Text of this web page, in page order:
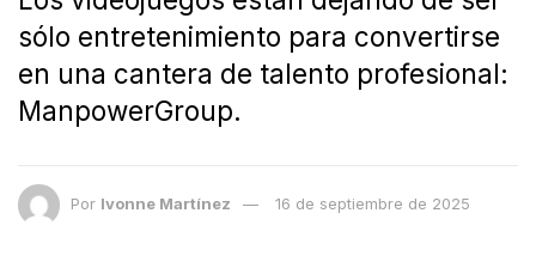
sólo entretenimiento para convertirse
en una cantera de talento profesional:
ManpowerGroup.
Por Ivonne Martínez 16 de septiembre de 2025